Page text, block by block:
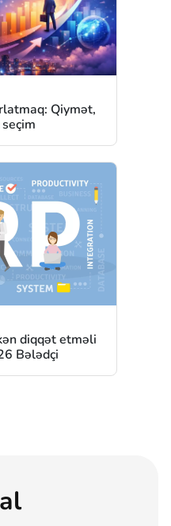
Qiymət,
diqqət etməli
Bələdçi